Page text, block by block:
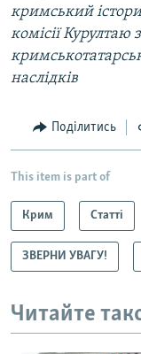
кримський
комісії
наслідків
Поділитись
This item is part of
Крим Статті
ЗВЕРНИ УВАГУ!
Читайте